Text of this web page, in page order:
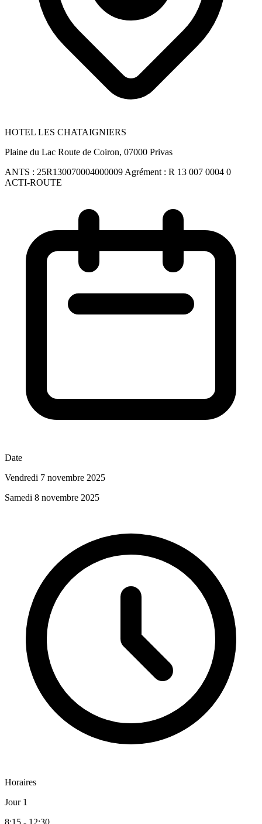
HOTEL LES CHATAIGNIERS
Plaine du Lac Route de Coiron, 07000 Privas
ANTS : 25R130070004000009 Agrément : R 13 007 0004 0
ACTI-ROUTE
Date
Vendredi 7 novembre 2025
Samedi 8 novembre 2025
Horaires
Jour 1
8:15 - 12:30